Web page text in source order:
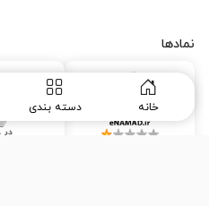
خانه دسته بندی
نمادها